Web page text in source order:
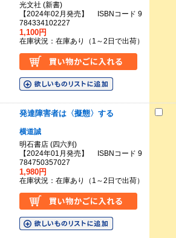
光文社 (新書)
【2024年02月発売】 ISBNコード 9
784334102227
1,100円
在庫状況：在庫あり（1～2日で出荷）
発達障害者は〈擬態〉する
横道誠
明石書店 (四六判)
【2024年01月発売】 ISBNコード 9
784750357027
1,980円
在庫状況：在庫あり（1～2日で出荷）